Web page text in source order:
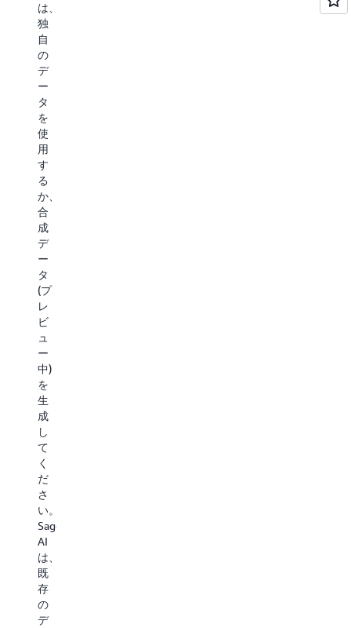
は、
独
自
の
デ
ー
タ
を
使
用
す
る
か、
合
成
デ
ー
タ
(プ
レ
ビ
ュ
ー
中)
を
生
成
し
て
く
だ
さ
い。
SageMaker
AI
は、
既
存
の
デ